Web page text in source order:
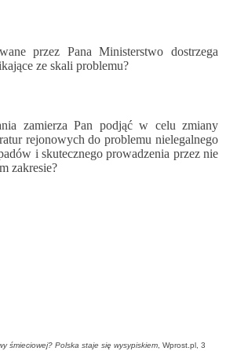
przez Pana Ministerstwo dostrzega
ze skali problemu?
zamierza Pan podjąć w celu zmiany
rejonowych do problemu nielegalnego
i skutecznego prowadzenia przez nie
zakresie?
śmieciowej? Polska staje się wysypiskiem , Wprost.pl, 3